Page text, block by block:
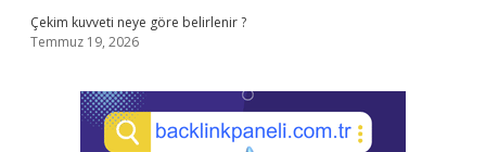
Çekim kuvveti neye göre belirlenir ?
Temmuz 19, 2026